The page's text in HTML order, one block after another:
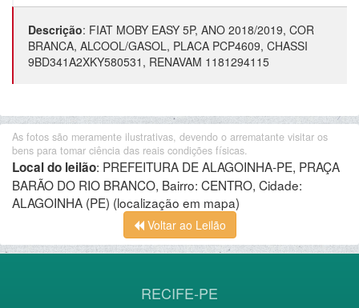
Descrição: FIAT MOBY EASY 5P, ANO 2018/2019, COR
BRANCA, ALCOOL/GASOL, PLACA PCP4609, CHASSI
9BD341A2XKY580531, RENAVAM 1181294115
As fotos são meramente ilustrativas, devendo o arrematante visitar os
bens para tomar ciência das reais condições físicas.
Local do leilão: PREFEITURA DE ALAGOINHA-PE, PRAÇA
BARÃO DO RIO BRANCO, Bairro: CENTRO, Cidade:
ALAGOINHA (PE) (localização em mapa)
Voltar ao Leilão
RECIFE-PE